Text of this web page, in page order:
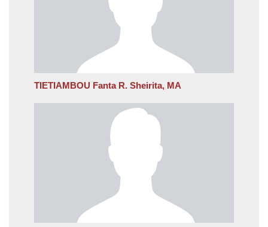
TIETIAMBOU Fanta R. Sheirita, MA